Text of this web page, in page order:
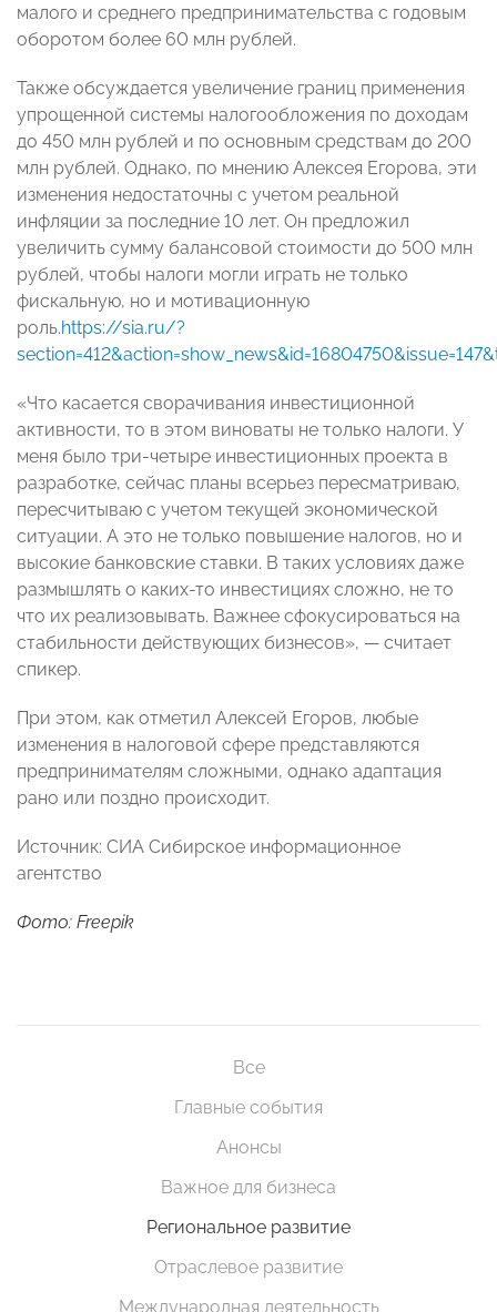
малого и среднего предпринимательства с годовым
оборотом более 60 млн рублей.
Также обсуждается увеличение границ применения
упрощенной системы налогообложения по доходам
до 450 млн рублей и по основным средствам до 200
млн рублей. Однако, по мнению Алексея Егорова, эти
изменения недостаточны с учетом реальной
инфляции за последние 10 лет. Он предложил
увеличить сумму балансовой стоимости до 500 млн
рублей, чтобы налоги могли играть не только
фискальную, но и мотивационную
роль.https://sia.ru/?
«Что касается сворачивания инвестиционной
активности, то в этом виноваты не только налоги. У
меня было три-четыре инвестиционных проекта в
разработке, сейчас планы всерьез пересматриваю,
пересчитываю с учетом текущей экономической
ситуации. А это не только повышение налогов, но и
высокие банковские ставки. В таких условиях даже
размышлять о каких-то инвестициях сложно, не то
что их реализовывать. Важнее сфокусироваться на
стабильности действующих бизнесов», — считает
спикер.
При этом, как отметил Алексей Егоров, любые
изменения в налоговой сфере представляются
предпринимателям сложными, однако адаптация
рано или поздно происходит.
Источник: СИА Сибирское информационное
агентство
Фото: Freepik
Все
Главные события
Анонсы
Важное для бизнеса
Региональное развитие
Отраслевое развитие
Международная деятельность